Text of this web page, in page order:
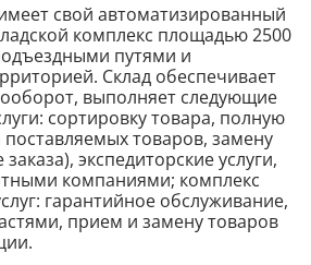
свой автоматизированный
комплекс площадью 2500
путями и
Склад обеспечивает
выполняет следующие
сортировку товара, полную
поставляемых товаров, замену
экспедиторские услуги,
компаниями; комплекс
гарантийное обслуживание,
прием и замену товаров